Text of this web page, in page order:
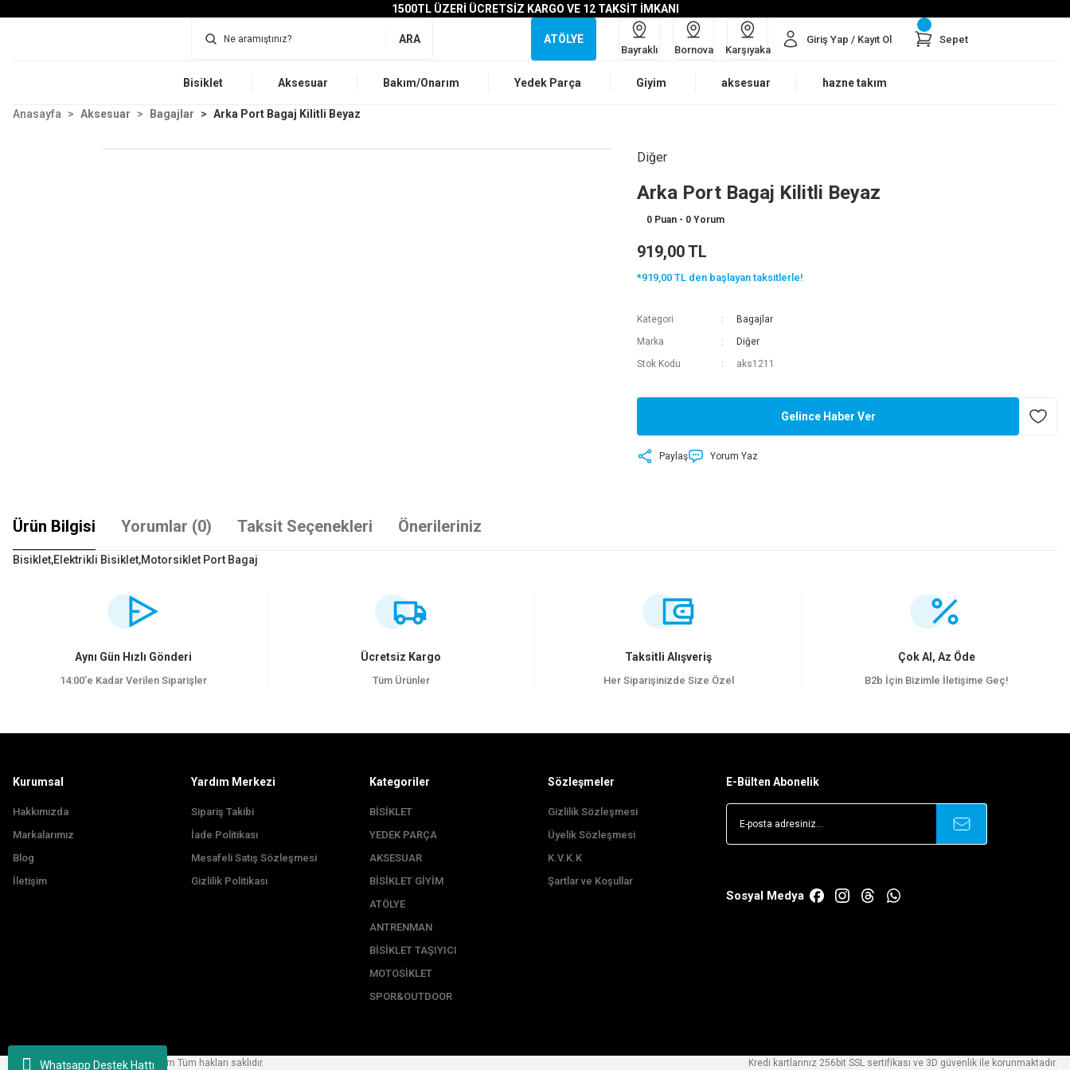
Whatsapp Destek Hattı
1500TL ÜZERİ ÜCRETSİZ KARGO VE 12 TAKSİT İMKANI
ARA ATÖLYE
Bayraklı Bornova Karşıyaka
Giriş Yap / Kayıt Ol Sepet
Bisiklet Aksesuar Bakım/Onarım Yedek Parça Giyim aksesuar hazne takım
Anasayfa Aksesuar Bagajlar Arka Port Bagaj Kilitli Beyaz
Diğer
Arka Port Bagaj Kilitli Beyaz
0 Puan - 0 Yorum
919,00 TL
*919,00 TL den başlayan taksitlerle!
Kategori
Bagajlar
Marka
Diğer
Stok Kodu
aks1211
Gelince Haber Ver
Paylaş Yorum Yaz
Ürün Bilgisi Yorumlar (0) Taksit Seçenekleri Önerileriniz
Bisiklet,Elektrikli Bisiklet,Motorsiklet Port Bagaj
Görüş ve önerileriniz için teşekkür ederiz.
Ürün açıklamasında eksik bilgiler bulunuyor.
Ürün bilgilerinde hatalar bulunuyor.
Aynı Gün Hızlı Gönderi
14:00’e Kadar Verilen Siparişler
Ücretsiz Kargo
Tüm Ürünler
Taksitli Alışveriş
Her Siparişinizde Size Özel
Çok Al, Az Öde
B2b İçin Bizimle İletişime Geç!
Kurumsal
Hakkımızda
Markalarımız
Blog
İletişim
Yardım Merkezi
Sipariş Takibi
İade Politikası
Mesafeli Satış Sözleşmesi
Gizlilik Politikası
Kategoriler
BİSİKLET
YEDEK PARÇA
AKSESUAR
BİSİKLET GİYİM
ATÖLYE
ANTRENMAN
BİSİKLET TAŞIYICI
MOTOSİKLET
SPOR&OUTDOOR
Sözleşmeler
Gizlilik Sözleşmesi
Üyelik Sözleşmesi
K.V.K.K
Şartlar ve Koşullar
E-Bülten Abonelik
Sosyal Medya
Copyright © 2024, korfezbisiklet.com Tüm hakları saklıdır. Kredi kartlarınız 256bit SSL sertifikası ve 3D güvenlik ile korunmaktadır.